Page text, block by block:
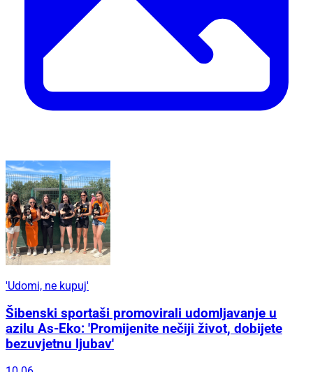
'Udomi, ne kupuj'
Šibenski sportaši promovirali udomljavanje u
azilu As-Eko: 'Promijenite nečiji život, dobijete
bezuvjetnu ljubav'